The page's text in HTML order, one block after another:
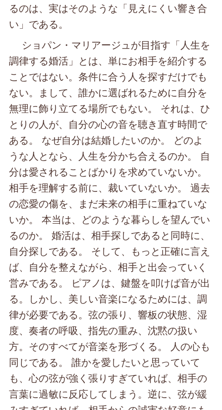
るのは、実はそのような「見えにくい響き合
い」である。
ショパン・マリアージュが目指す「人生を
調律する婚活」とは、単にお相手を紹介する
ことではない。条件に合う人を探すだけでも
ない。まして、誰かに選ばれるために自分を
無理に飾り立てる場所でもない。 それは、ひ
とりの人が、自分の心の音を聴き直す時間で
ある。 なぜ自分は結婚したいのか。 どのよ
うな人となら、人生を分かち合えるのか。 自
分は愛されることばかりを求めていないか。
相手を理解する前に、裁いていないか。 過去
の恋愛の傷を、まだ未来の相手に重ねていな
いか。 本当は、どのような暮らしを望んでい
るのか。 婚活は、相手探しであると同時に、
自分探しである。 そして、もっと正確に言え
ば、自分を整えながら、相手と出会っていく
営みである。 ピアノは、鍵盤を叩けば音が出
る。しかし、美しい音楽になるためには、調
律が必要である。弦の張り、響板の状態、湿
度、奏者の呼吸、指先の重み、沈黙の扱い
方。そのすべてが音楽を形づくる。 人の心も
同じである。 誰かを愛したいと思っていて
も、心の弦が強く張りすぎていれば、相手の
言葉に過敏に反応してしまう。逆に、弦が緩